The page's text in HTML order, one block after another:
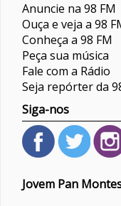
Anuncie na 98 FM
Ouça e veja a 98
Conheça a 98 FM
Peça sua música
Fale com a Rádio
Seja repórter da
Siga-nos
Jovem Pan